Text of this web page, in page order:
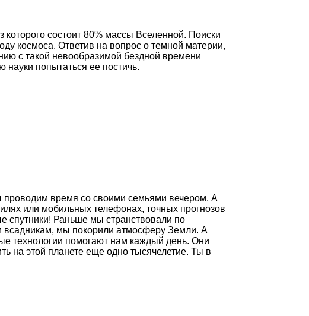
состоит 80% массы Вселенной. Поиски
космоса. Ответив на вопрос о темной материи,
с такой невообразимой бездной времени
науки попытаться ее постичь.
проводим время со своими семьями вечером. А
или мобильных телефонах, точных прогнозов
спутники! Раньше мы странствовали по
всадникам, мы покорили атмосферу Земли. А
технологии помогают нам каждый день. Они
на этой планете еще одно тысячелетие. Ты в